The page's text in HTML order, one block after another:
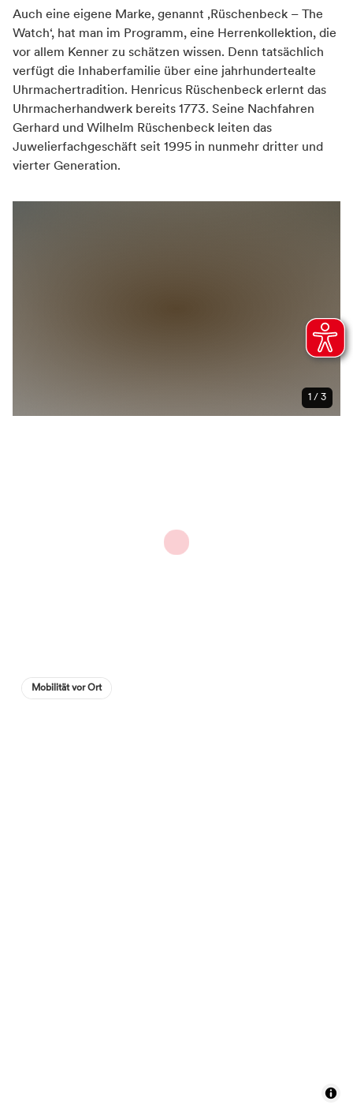
Auch eine eigene Marke, genannt ‚Rüschenbeck – The
Watch‘, hat man im Programm, eine Herrenkollektion, die
vor allem Kenner zu schätzen wissen. Denn tatsächlich
verfügt die Inhaberfamilie über eine jahrhundertealte
Uhrmachertradition. Henricus Rüschenbeck erlernt das
Uhrmacherhandwerk bereits 1773. Seine Nachfahren
Gerhard und Wilhelm Rüschenbeck leiten das
Juwelierfachgeschäft seit 1995 in nunmehr dritter und
vierter Generation.
1 / 3
Mobilität vor Ort